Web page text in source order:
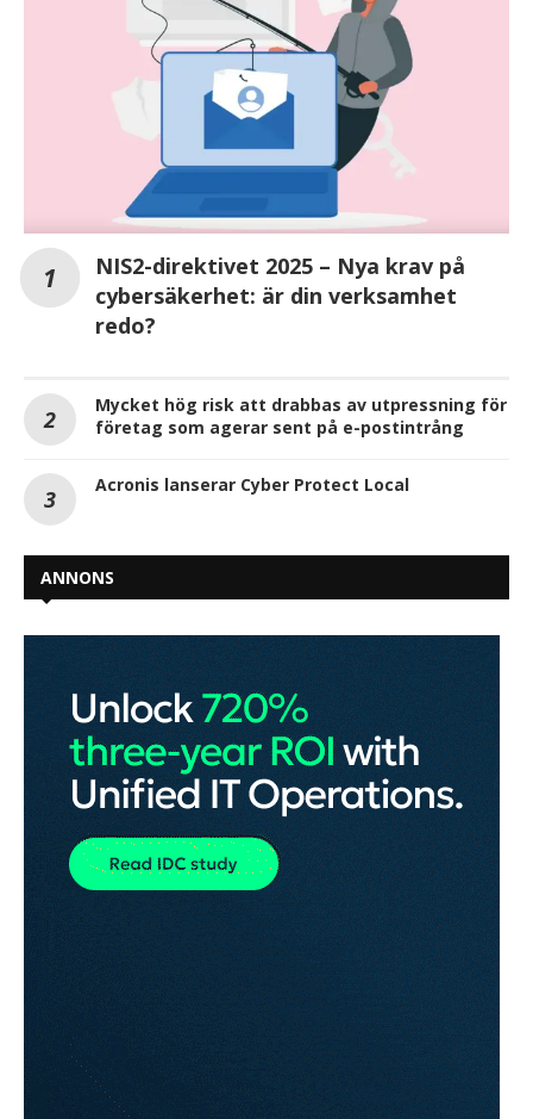
NIS2-direktivet 2025 – Nya krav på
cybersäkerhet: är din verksamhet
redo?
Mycket hög risk att drabbas av utpressning för
företag som agerar sent på e-postintrång
Acronis lanserar Cyber Protect Local
ANNONS